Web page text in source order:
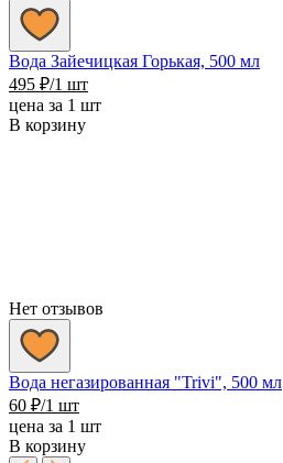
Вода Зайечицкая Горькая, 500 мл
495 ₽/1 шт
цена за 1 шт
В корзину
Нет отзывов
Вода негазированная "Trivi", 500 мл
60 ₽/1 шт
цена за 1 шт
В корзину